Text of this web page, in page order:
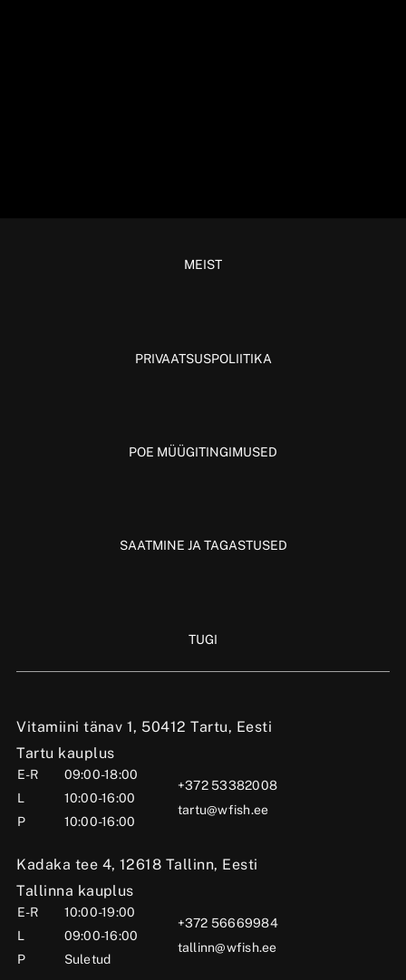
Vitamiini tänav 1, 50412 Tartu, Eesti
Tartu kauplus
E-R
09:00-18:00
L
10:00-16:00
P
10:00-16:00
+372 53382008
tartu@wfish.ee
Kadaka tee 4, 12618 Tallinn, Eesti
Tallinna kauplus
E-R
10:00-19:00
L
09:00-16:00
P
Suletud
+372 56669984
tallinn@wfish.ee
MEIST
PRIVAATSUSPOLIITIKA
POE MÜÜGITINGIMUSED
SAATMINE JA TAGASTUSED
TUGI